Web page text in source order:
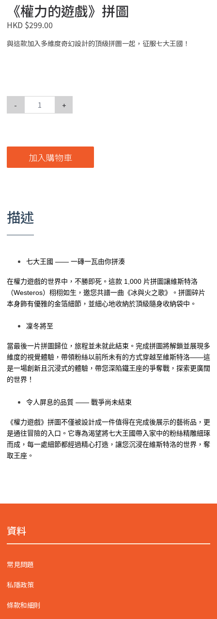
《權力的遊戲》拼圖
HKD $299.00
與這款加入多維度奇幻設計的頂級拼圖一起，征服七大王國！
- +
加入購物車
描述
七大王國 —— 一磚一瓦由你拼湊
在權力遊戲的世界中，不勝即死。這款 1,000 片拼圖讓維斯特洛
（Westeros）栩栩如生，邀您共譜一曲《冰與火之歌》。拼圖碎片
本身飾有優雅的金箔細節，並細心地收納於頂級隨身收納袋中。
凜冬將至
當最後一片拼圖歸位，旅程並未就此結束。完成拼圖將解鎖並展現多
維度的視覺體驗，帶領粉絲以前所未有的方式穿越至維斯特洛——這
是一場創新且沉浸式的體驗，帶您深陷鐵王座的爭奪戰，探索更廣闊
的世界！
令人屏息的品質 —— 戰爭尚未結束
《權力遊戲》拼圖不僅被設計成一件值得在完成後展示的藝術品，更
是通往冒險的入口。它專為渴望將七大王國帶入家中的粉絲精雕細琢
而成，每一處細節都經過精心打造，讓您沉浸在維斯特洛的世界，奪
取王座。
資料
常見問題
私隱政策
條款和細則